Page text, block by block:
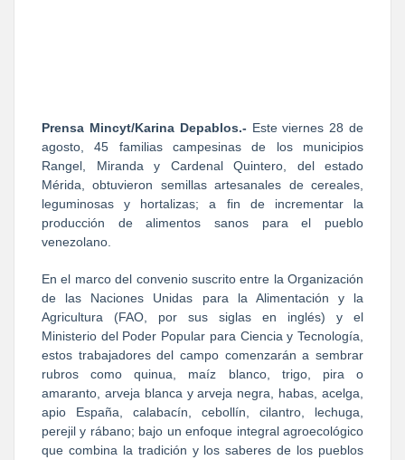
Prensa Mincyt/Karina Depablos.- Este viernes 28 de
agosto, 45 familias campesinas de los municipios
Rangel, Miranda y Cardenal Quintero, del estado
Mérida, obtuvieron semillas artesanales de cereales,
leguminosas y hortalizas; a fin de incrementar la
producción de alimentos sanos para el pueblo
venezolano.
En el marco del convenio suscrito entre la Organización
de las Naciones Unidas para la Alimentación y la
Agricultura (FAO, por sus siglas en inglés) y el
Ministerio del Poder Popular para Ciencia y Tecnología,
estos trabajadores del campo comenzarán a sembrar
rubros como quinua, maíz blanco, trigo, pira o
amaranto, arveja blanca y arveja negra, habas, acelga,
apio España, calabacín, cebollín, cilantro, lechuga,
perejil y rábano; bajo un enfoque integral agroecológico
que combina la tradición y los saberes de los pueblos